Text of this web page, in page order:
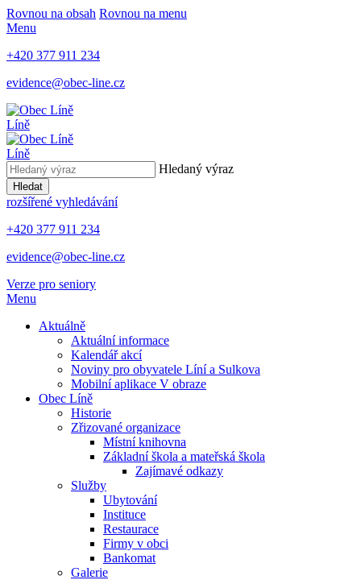
Rovnou na obsah Rovnou na menu
Menu
+420 377 911 234
evidence@obec-line.cz
Líně
Líně
Hledaný výraz
Hledat
rozšířené vyhledávání
+420 377 911 234
evidence@obec-line.cz
Verze pro seniory
Menu
Aktuálně
Aktuální informace
Kalendář akcí
Noviny pro obyvatele Líní a Sulkova
Mobilní aplikace V obraze
Obec Líně
Historie
Zřizované organizace
Místní knihovna
Základní škola a mateřská škola
Zajímavé odkazy
Služby
Ubytování
Instituce
Restaurace
Firmy v obci
Bankomat
Galerie